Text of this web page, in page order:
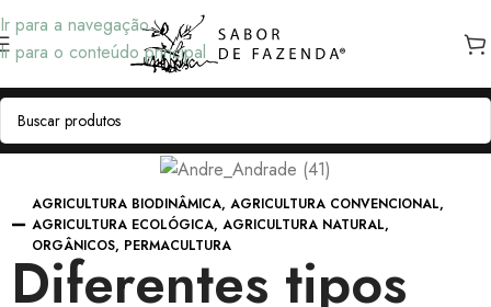
Ir para a navegação
Ir para o conteúdo principal
AGRICULTURA BIODINÂMICA, AGRICULTURA CONVENCIONAL,
AGRICULTURA ECOLÓGICA, AGRICULTURA NATURAL,
ORGÂNICOS, PERMACULTURA
Diferentes tipos